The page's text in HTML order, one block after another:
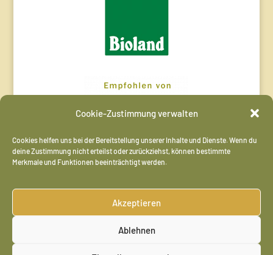
Cookie-Zustimmung verwalten
Cookies helfen uns bei der Bereitstellung unserer Inhalte und Dienste. Wenn du
deine Zustimmung nicht erteilst oder zurückziehst, können bestimmte
Merkmale und Funktionen beeinträchtigt werden.
Akzeptieren
Ablehnen